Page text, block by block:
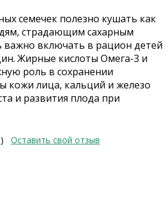
семечек полезно кушать как
страдающим сахарным
важно включать в рацион детей
Жирные кислоты Омега-3 и
роль в сохранении
кожи лица, кальций и железо
и развития плода при
) Оставить свой отзыв